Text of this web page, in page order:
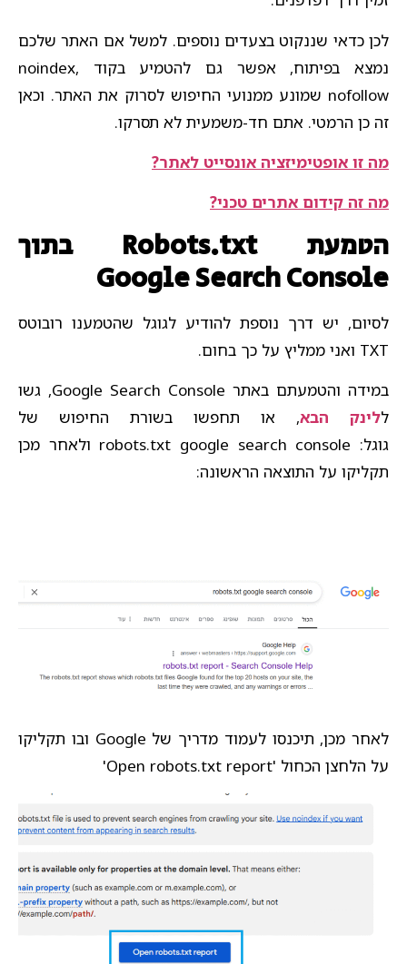
לכן כדאי שננקוט בצעדים נוספים. למשל אם האתר שלכם
נמצא בפיתוח, אפשר גם להטמיע בקוד noindex,
nofollow שמונע ממנועי החיפוש לסרוק את האתר. וכאן
זה כן הרמטי. אתם חד-משמעית לא תסרקו.
מה זו אופטימיזציה אונסייט לאתר?
מה זה קידום אתרים טכני?​
הטמעת Robots.txt בתוך
Google Search Console
לסיום, יש דרך נוספת להודיע לגוגל שהטמענו רובוטס
TXT ואני ממליץ על כך בחום.
במידה והטמעתם באתר Google Search Console, גשו
ללינק הבא, או תחפשו בשורת החיפוש של
גוגל: robots.txt google search console ולאחר מכן
תקליקו על התוצאה הראשונה:
לאחר מכן, תיכנסו לעמוד מדריך של Google ובו תקליקו
על הלחצן הכחול 'Open robots.txt report'